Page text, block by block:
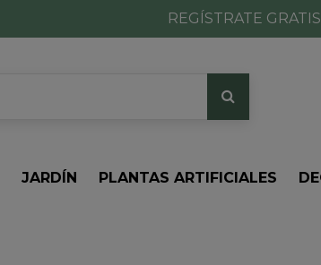
REGÍSTRATE
JARDÍN PLANTAS ARTIFICIALES